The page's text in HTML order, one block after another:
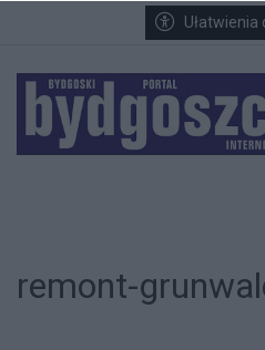
Przejdź do głównych treści
Przejdź do wyszukiwarki
Przejdź do głównego menuUłatwienia
remont-